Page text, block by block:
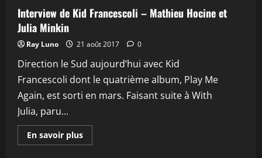
le
coffret
en
:
guide
et
conseils
Interview de Kid Francescoli – Mathieu Hocine et
Julia Minkin
Ray Luno 21 août 2017 0
Direction le Sud aujourd’hui avec Kid
Francescoli dont le quatrième album, Play Me
Again, est sorti en mars. Faisant suite à With
Julia, paru...
En savoir plusEn
savoir